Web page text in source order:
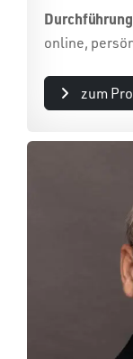
Durchführung
online,
zum